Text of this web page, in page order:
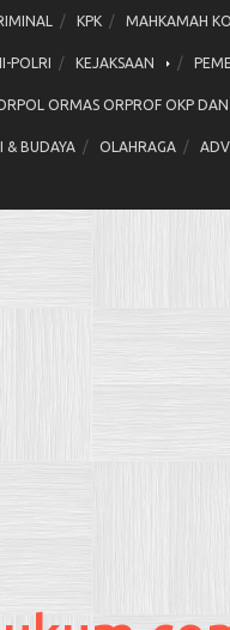
KPK MAHKAMAH
POLRI KEJAKSAAN
ORMAS ORPROF OKP DAN
& BUDAYA OLAHRAGA